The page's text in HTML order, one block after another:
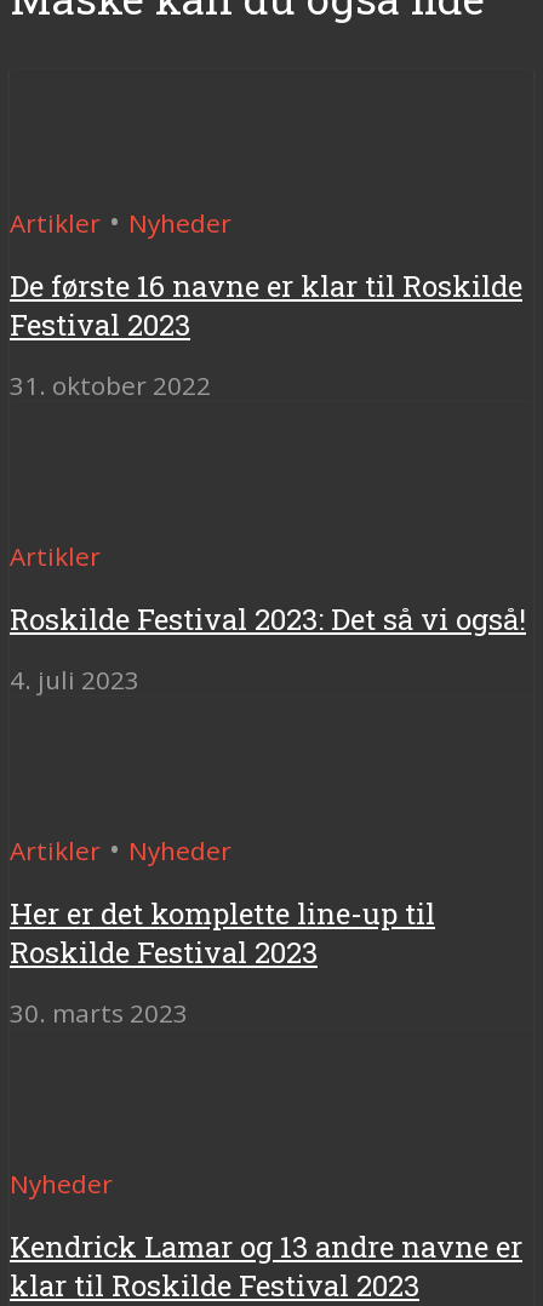
Artikler • Nyheder
De første 16 navne er klar til Roskilde
Festival 2023
31. oktober 2022
Artikler
Roskilde Festival 2023: Det så vi også!
4. juli 2023
Artikler • Nyheder
Her er det komplette line-up til
Roskilde Festival 2023
30. marts 2023
Nyheder
Kendrick Lamar og 13 andre navne er
klar til Roskilde Festival 2023